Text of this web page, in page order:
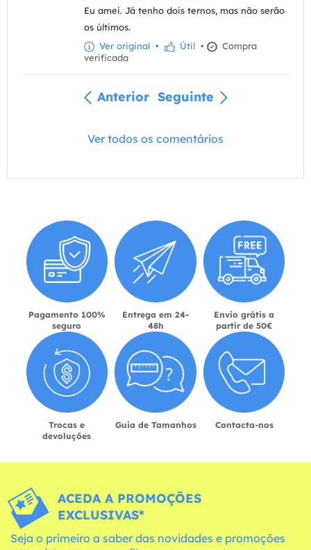
Eu amei. Já tenho dois ternos, mas não serão
os últimos.
Ver original • Útil •
Compra
verificada
Anterior Seguinte
Ver todos os comentários
Pagamento 100%
seguro
Entrega em 24-
48h
Envio grátis a
partir de 50€
Trocas e
devoluções
Guia de Tamanhos Contacta-nos
ACEDA A PROMOÇÕES
EXCLUSIVAS*
Seja o primeiro a saber das novidades e promoções